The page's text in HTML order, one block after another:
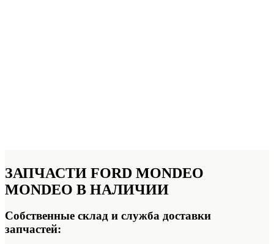
ЗАПЧАСТИ FORD MONDEO
MONDEO В НАЛИЧИИ
Собственные склад и служба доставки
запчастей: